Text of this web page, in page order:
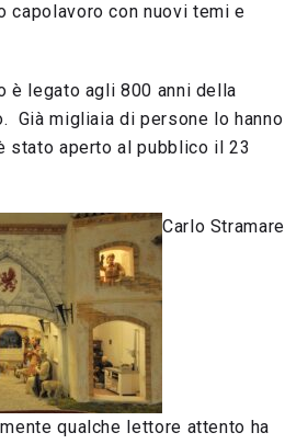
capolavoro con nuovi temi e
è legato agli 800 anni della
Già migliaia di persone lo hanno
stato aperto al pubblico il 23
Carlo Stramare
qualche lettore attento ha